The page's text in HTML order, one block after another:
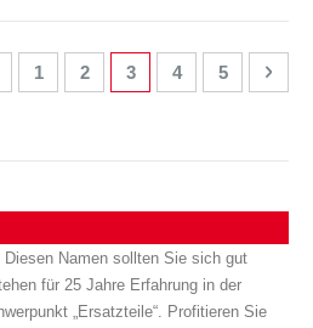
Seite
1 Seite
2 Sie lesen gerade Seite
3 Seite
4 Seite
5 Seite
Namen sollten Sie sich gut
für 25 Jahre Erfahrung in der
„Ersatzteile“. Profitieren Sie